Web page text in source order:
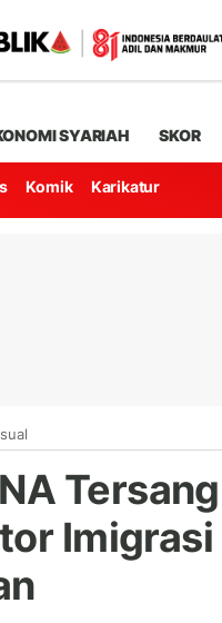
SYARIAH SKOR
Komik Karikatur